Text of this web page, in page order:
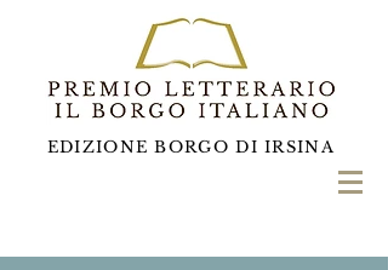
EDIZIONE BORGO DI IRSINA